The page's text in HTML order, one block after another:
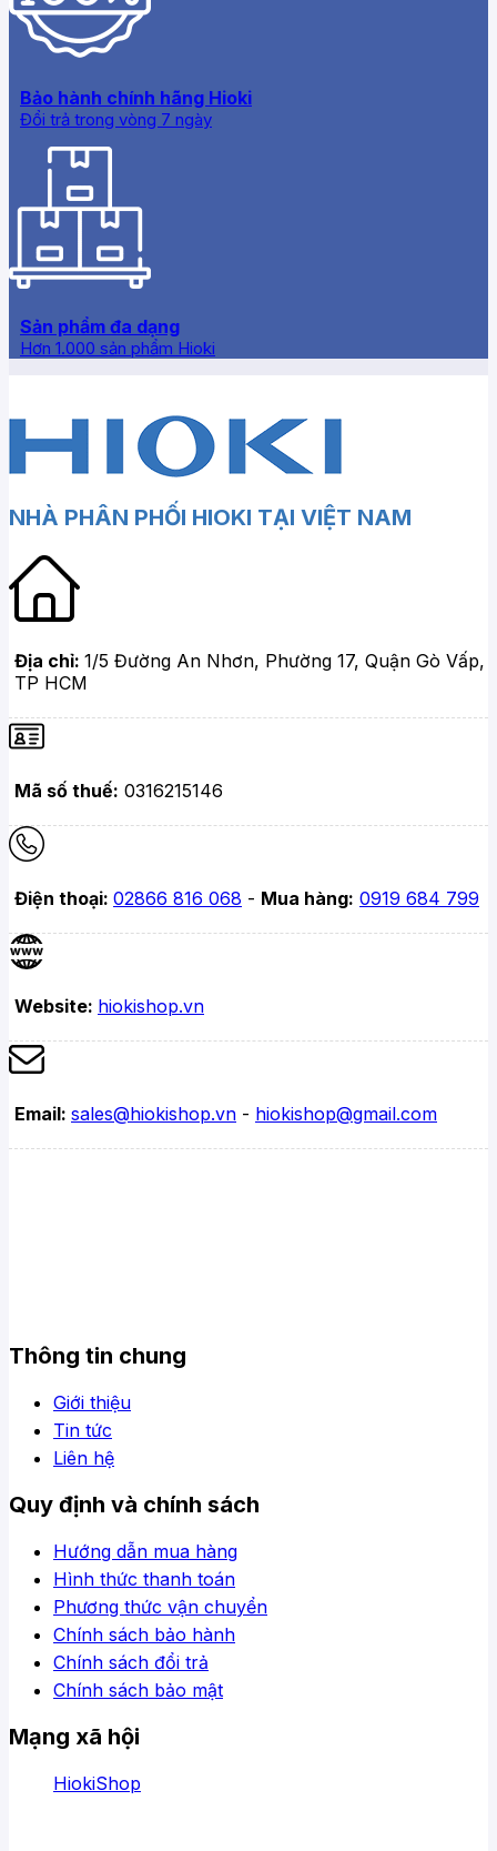
Bảo hành chính hãng Hioki
Đổi trả trong vòng 7 ngày
Sản phẩm đa dạng
Hơn 1.000 sản phẩm Hioki
NHÀ PHÂN PHỐI HIOKI TẠI VIỆT NAM
Địa chỉ: 1/5 Đường An Nhơn, Phường 17, Quận Gò Vấp,
TP HCM
Mã số thuế: 0316215146
Điện thoại: 02866 816 068 - Mua hàng: 0919 684 799
Website: hiokishop.vn
Email: sales@hiokishop.vn - hiokishop@gmail.com
Thông tin chung
Giới thiệu
Tin tức
Liên hệ
Quy định và chính sách
Hướng dẫn mua hàng
Hình thức thanh toán
Phương thức vận chuyển
Chính sách bảo hành
Chính sách đổi trả
Chính sách bảo mật
Mạng xã hội
HiokiShop